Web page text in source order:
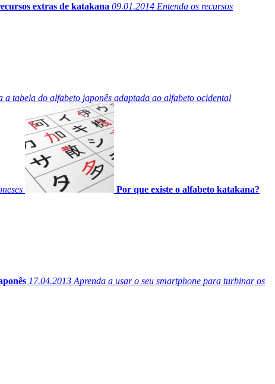
extras de katakana 09.01.2014 Entenda os recursos
a tabela do alfabeto japonês adaptada ao alfabeto ocidental
Por que existe o alfabeto katakana?
17.04.2013 Aprenda a usar o seu smartphone para turbinar os